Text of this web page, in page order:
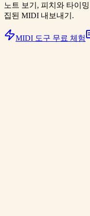
노트 보기, 피치와 타이
집된 MIDI 내보내기.
MIDI 도구 무료 체험